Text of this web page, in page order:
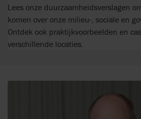
Lees onze duurzaamheidsverslagen
komen over onze milieu-, sociale en
Ontdek ook praktijkvoorbeelden en
verschillende locaties.